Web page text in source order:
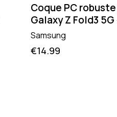
Coque PC
Galaxy Z Fold3
Samsung
€14.99